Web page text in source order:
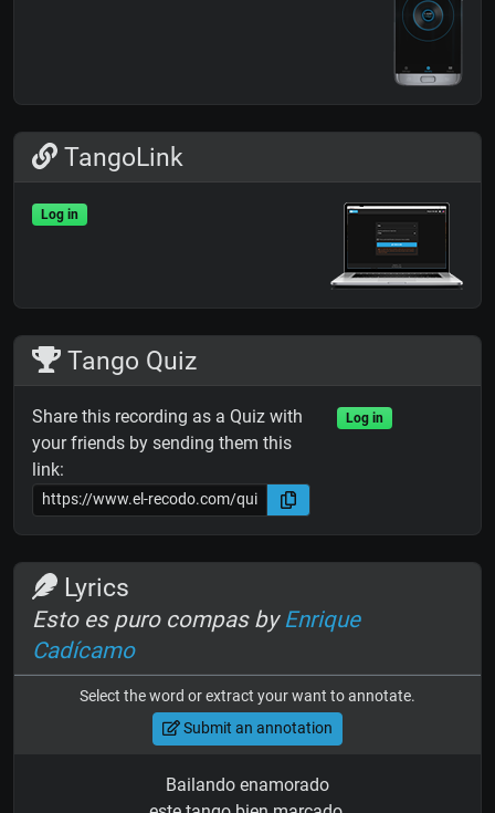
TangoLink
Log in
Tango Quiz
Share this recording as a Quiz with
your friends by sending them this
link:
Log in
Lyrics
Esto es puro compas byEnrique
Cadícamo
Select the word or extract your want to annotate.
Submit an annotation
Bailando enamorado